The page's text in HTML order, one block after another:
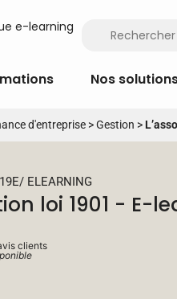
e-learning
Nos
d'entreprise >Gestion >
/ ELEARNING
loi 1901 - E-
clients